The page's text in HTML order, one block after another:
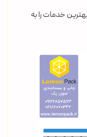
خدمات را به